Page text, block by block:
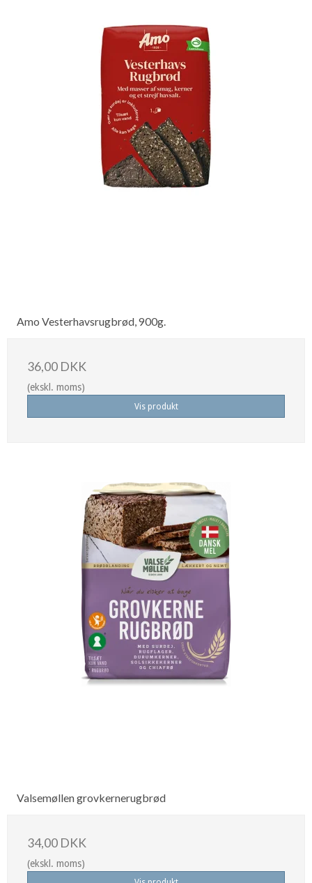
Amo Vesterhavsrugbrød, 900g.
36,00 DKK
(ekskl. moms)
Vis produkt
Valsemøllen grovkernerugbrød
34,00 DKK
(ekskl. moms)